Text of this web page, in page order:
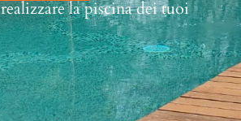
la piscina dei tuoi